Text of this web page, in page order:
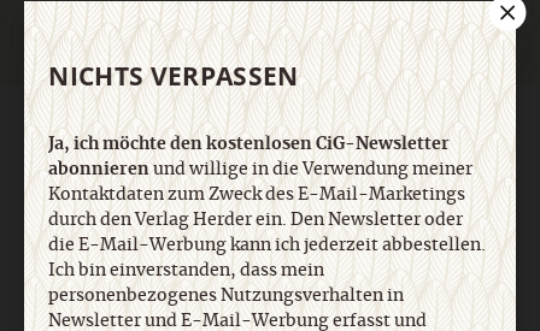
AGB und Widerrufsbelehrung Datenschutz
Barrierefreiheit
Impressum
Vertrag widerrufen Abo online kündigen
NICHTS VERPASSEN
Ja, ich möchte den kostenlosen CiG-Newsletter
abonnierenund willige in die Verwendung meiner
Kontaktdaten zum Zweck des E-Mail-Marketings
durch den Verlag Herder ein. Den Newsletter oder
die E-Mail-Werbung kann ich jederzeit abbestellen.
Ich bin einverstanden, dass mein
personenbezogenes Nutzungsverhalten in
Newsletter und E-Mail-Werbung erfasst und